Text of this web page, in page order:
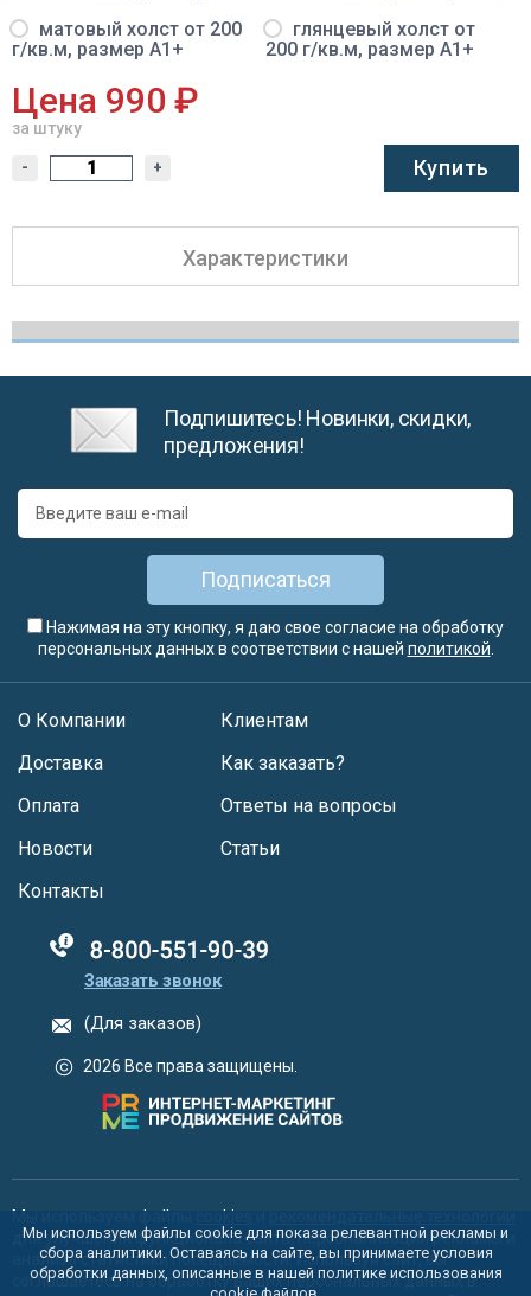
матовый холст от 200
г/кв.м, размер A1+
глянцевый холст от
200 г/кв.м, размер A1+
Цена 990 ₽
за штуку
- + Купить
Характеристики
Подпишитесь! Новинки, скидки,
предложения!
Подписаться
Нажимая на эту кнопку, я даю свое согласие на обработку
персональных данных в соответствии с нашей политикой
О Компании
Доставка
Оплата
Новости
Клиентам
Как заказать?
Ответы на вопросы
Статьи
Контакты
88005555550
Заказать звонок
(Для заказов)
2026 Все права защищены.
Мы используем файлы cookies
для улучшения функционала сайта, персонализации рекламы и
анализа статистики посещаемости. Используя сайт, вы
соглашаетесь на обработку ваших персональных данных в
Мы используем файлы cookie для показа релевантной рекламы и
сбора аналитики. Оставаясь на сайте, вы принимаете условия
обработки данных, описанные в нашей политике использования